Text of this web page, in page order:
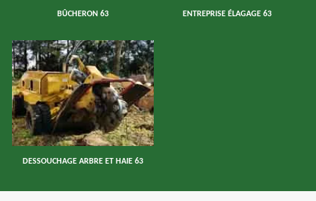
BÛCHERON 63 ENTREPRISE ÉLAGAGE 63
DESSOUCHAGE ARBRE ET HAIE 63